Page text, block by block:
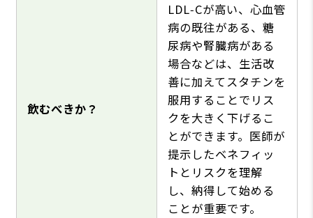
飲むべきか？
LDL‑Cが高い、心血管
病の既往がある、糖
尿病や腎臓病がある
場合などは、生活改
善に加えてスタチンを
服用することでリス
クを大きく下げるこ
とができます。医師が
提示したベネフィッ
トとリスクを理解
し、納得して始める
ことが重要です。